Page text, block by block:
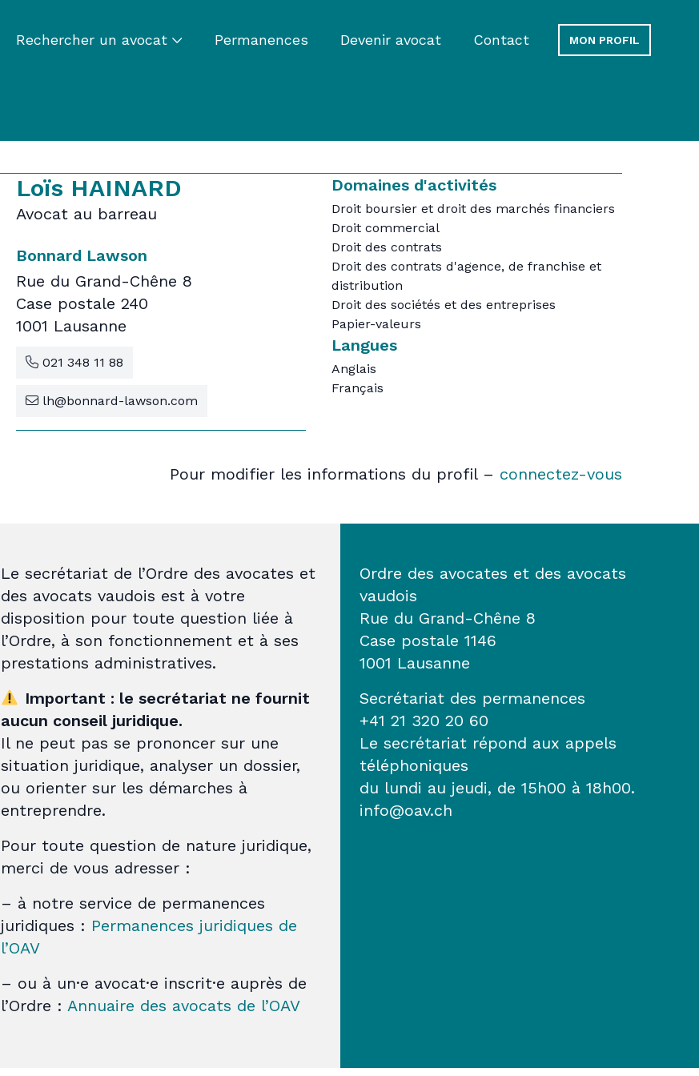
Rechercher un avocat Permanences Devenir avocat Contact MON PROFIL
Loïs HAINARD
Avocat au barreau
Bonnard Lawson
Rue du Grand-Chêne 8
Case postale 240
1001 Lausanne
021 348 11 88
lh@bonnard-lawson.com
Domaines d'activités
Droit boursier et droit des marchés financiers
Droit commercial
Droit des contrats
Droit des contrats d'agence, de franchise et
distribution
Droit des sociétés et des entreprises
Papier-valeurs
Langues
Anglais
Français
Pour modifier les informations du profil – connectez-vous
Le secrétariat de l’Ordre des avocates et
des avocats vaudois est à votre
disposition pour toute question liée à
l’Ordre, à son fonctionnement et à ses
prestations administratives.
Important : le secrétariat ne fournit
aucun conseil juridique.
Il ne peut pas se prononcer sur une
situation juridique, analyser un dossier,
ou orienter sur les démarches à
entreprendre.
Pour toute question de nature juridique,
merci de vous adresser :
– à notre service de permanences
juridiques : Permanences juridiques de
l’OAV
– ou à un·e avocat·e inscrit·e auprès de
l’Ordre : Annuaire des avocats de l’OAV
Ordre des avocates et des avocats
vaudois
Rue du Grand-Chêne 8
Case postale 1146
1001 Lausanne
Secrétariat des permanences
+41 21 320 20 60
Le secrétariat répond aux appels
téléphoniques
du lundi au jeudi, de 15h00 à 18h00.
info@oav.ch